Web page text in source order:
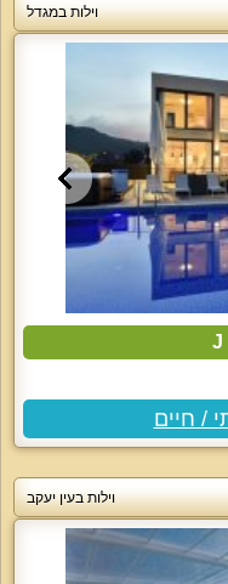
וילות במגדל
וילות בעין יעקב